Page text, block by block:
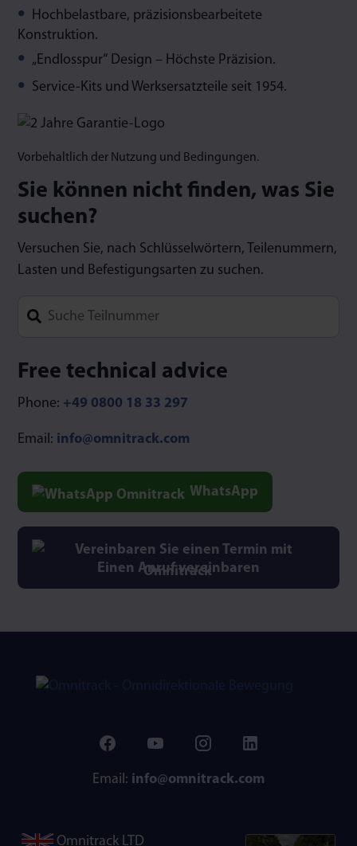
Hochbelastbare, präzisionsbearbeitete
Konstruktion.
„Endlosspur“ Design – Höchste Präzision.
Service-Kits und Werksersatzteile seit 1954.
Vorbehaltlich der Nutzung und Bedingungen.
Sie können nicht finden, was Sie
suchen?
Versuchen Sie, nach Schlüsselwörtern, Teilenummern,
Lasten und Befestigungsarten zu suchen.
Free technical advice
Phone: +49 0800 18 33 297
Email: info@omnitrack.com
WhatsApp
Einen Anruf vereinbaren
Email: info@omnitrack.com
Omnitrack LTD